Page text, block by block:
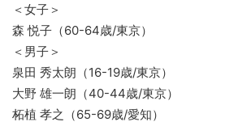
＜女子＞
森 悦子（60-64歳/東京）
＜男子＞
泉田 秀太朗（16-19歳/東京）
大野 雄一朗（40-44歳/東京）
柘植 孝之（65-69歳/愛知）